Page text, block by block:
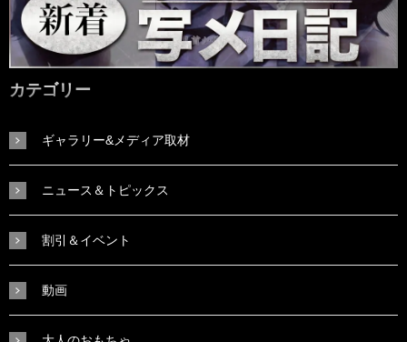
カテゴリー
ギャラリー&メディア取材
ニュース＆トピックス
割引＆イベント
動画